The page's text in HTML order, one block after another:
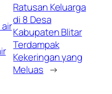
Ratusan Keluarga
di 8 Desa
Kabupaten Blitar
Terdampak
Kekeringan yang
Meluas →